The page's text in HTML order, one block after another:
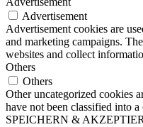
Advertisement
Advertisement cookies are
and marketing campaigns.
websites and collect
Others
Others
Other uncategorized cookies
have not been classified into a
SPEICHERN &